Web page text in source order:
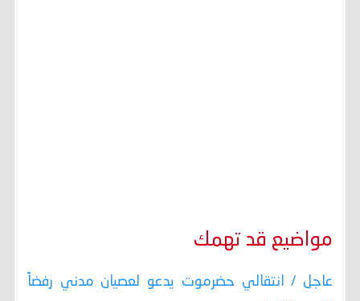
مواضيع قد تهمك
عاجل / انتقالي حضرموت يدعو لعصيان مدني رفضاً